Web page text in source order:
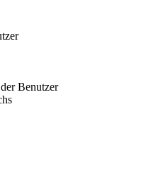
Benutzer